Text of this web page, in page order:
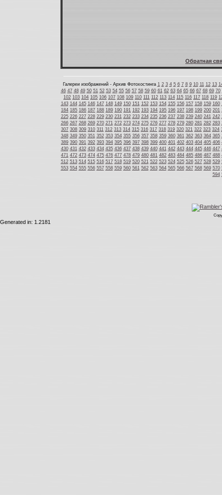
Обратная
Галереи изображений - Архив Фотохостинга 1 2 3 4 5 6 7 8 9 10 11 12 13
46 47 48 49 50 51 52 53 54 55 56 57 58 59 60 61 62 63 64 65 66 67 68 69 70
102 103 104 105 106 107 108 109 110 111 112 113 114 115 116 117 118 119
143 144 145 146 147 148 149 150 151 152 153 154 155 156 157 158 159 160
184 185 186 187 188 189 190 191 192 193 194 195 196 197 198 199 200 201
225 226 227 228 229 230 231 232 233 234 235 236 237 238 239 240 241 242
266 267 268 269 270 271 272 273 274 275 276 277 278 279 280 281 282 283
307 308 309 310 311 312 313 314 315 316 317 318 319 320 321 322 323 324
348 349 350 351 352 353 354 355 356 357 358 359 360 361 362 363 364 365
389 390 391 392 393 394 395 396 397 398 399 400 401 402 403 404 405 406
430 431 432 433 434 435 436 437 438 439 440 441 442 443 444 445 446 447
471 472 473 474 475 476 477 478 479 480 481 482 483 484 485 486 487 488
512 513 514 515 516 517 518 519 520 521 522 523 524 525 526 527 528 529
553 554 555 556 557 558 559 560 561 562 563 564 565 566 567 568 569 570
594
Generated in: 1.2181